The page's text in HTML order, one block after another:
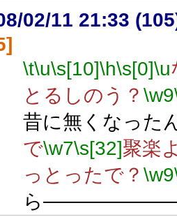
02/11 21:33
\t\u\s[10]\h\s[0]\u
とるしのう？ \w9
昔に無くなった
で\w7\s[32]聚楽
っとったで？ \w9
ら